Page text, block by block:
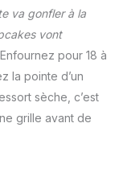
va gonfler à la
vont
Enfournez pour 18 à
la pointe d’un
sèche, c’est
grille avant de